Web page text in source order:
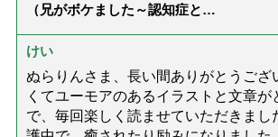
（兄がボケました～認知症と介
達』が届きました」）
けい
ぬらりんさま、長い間ありがとうござ
くてユーモアのあるイラストと文章が
で、毎回楽しく読ませていただきまし